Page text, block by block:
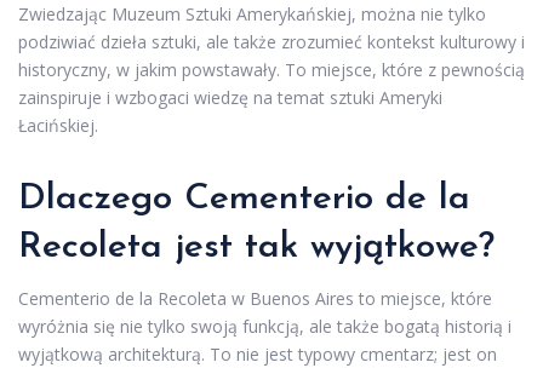
Zwiedzając Muzeum Sztuki Amerykańskiej, można nie tylko
podziwiać dzieła sztuki, ale także zrozumieć kontekst kulturowy i
historyczny, w jakim powstawały. To miejsce, które z pewnością
zainspiruje i wzbogaci wiedzę na temat sztuki Ameryki
Łacińskiej.
Dlaczego Cementerio de la
Recoleta jest tak wyjątkowe?
Cementerio de la Recoleta w Buenos Aires to miejsce, które
wyróżnia się nie tylko swoją funkcją, ale także bogatą historią i
wyjątkową architekturą. To nie jest typowy cmentarz; jest on